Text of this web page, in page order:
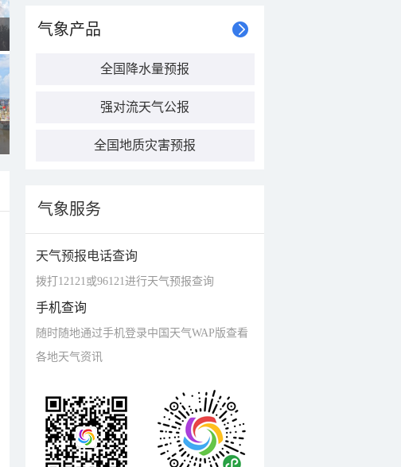
气象产品
全国降水量预报
强对流天气公报
全国地质灾害预报
气象服务
天气预报电话查询
拨打12121或96121进行天气预报查询
手机查询
随时随地通过手机登录中国天气WAP版查看
各地天气资讯